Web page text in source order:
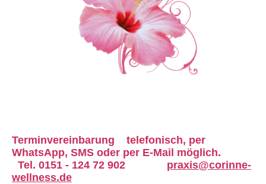
Terminvereinbarung telefonisch, per
WhatsApp, SMS oder per E-Mail möglich.
Tel. 0151 - 124 72 902 praxis@corinne-
wellness.de